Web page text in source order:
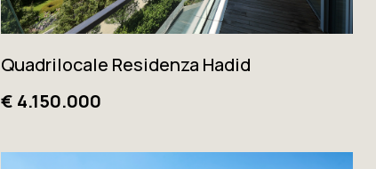
Quadrilocale Residenza Hadid
€ 4.150.000